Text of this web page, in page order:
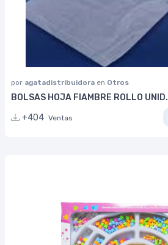
por agatadistribuidora en Otros
BOLSAS HOJA FIAMBRE ROLLO UNID.
+404 Ventas